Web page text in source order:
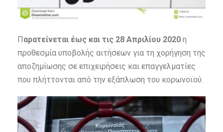
Π αρατείνεται έως και τις 28 Απριλίου 2020 η
προθεσμία υποβολής αιτήσεων για τη χορήγηση της
αποζημίωσης σε επιχειρήσεις και επαγγελματίες
που πλήττονται από την εξάπλωση του κορωνοϊού.